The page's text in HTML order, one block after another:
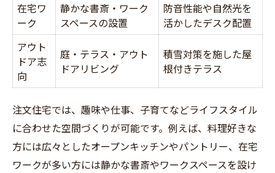
在宅ワ
ーク
静かな書斎・ワーク
スペースの設置
防音性能や自然光を
活かしたデスク配置
アウト
ドア志
向
庭・テラス・アウト
ドアリビング
積雪対策を施した屋
根付きテラス
注文住宅では、趣味や仕事、子育てなどライフスタイル
に合わせた空間づくりが可能です。例えば、料理好きな
方には広々としたオープンキッチンやパントリー、在宅
ワークが多い方には静かな書斎やワークスペースを設け